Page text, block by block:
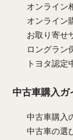
オンライン
オンライン
お取り寄せ
ロングラン
トヨタ認定
中古車購入ガ
中古車購入
中古車の選